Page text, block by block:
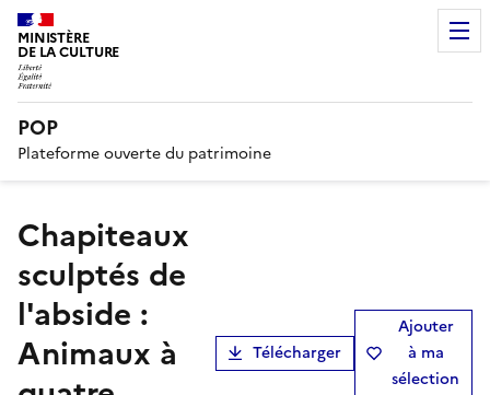
MINISTÈRE
DE LA CULTURE
POP
Plateforme ouverte du patrimoine
Chapiteaux
sculptés de
l'abside :
Animaux à
Télécharger
Ajouter
à ma
sélection